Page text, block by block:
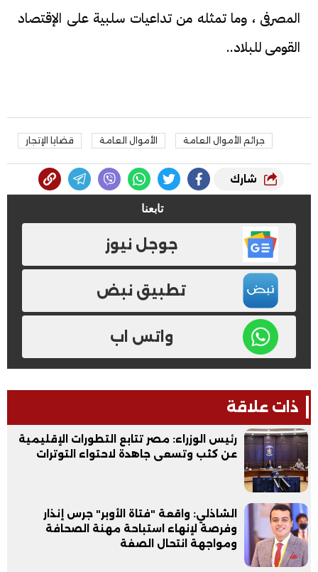
المصرفى ، وما تمثله من تداعيات سلبية على الإقتصاد
القومى للبلاد..
جرائم الأموال العامة الأموال العامة قضايا الإتجار
شارك
تابعنا
جوجل نيوز
تطبيق نبض
واتس اب
ذات علاقة
رئيس الوزراء: مصر تتابع التطورات الإقليمية
عن كثب وتسعى جاهدة لاحتواء التوترات
الشاذلي: واقعة "فتاة الأوبر" جرس إنذار
وفرصة لإنهاء استباحة مهنة الصحافة
ومواجهة انتحال الصفة